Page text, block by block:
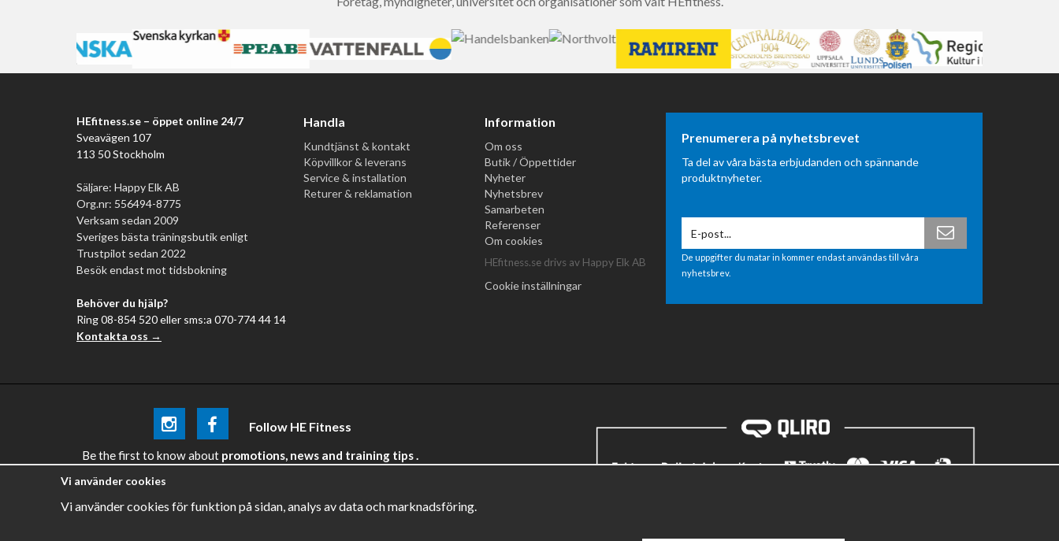
HEfitness.se – öppet online 24/7
Sveavägen 107
113 50 Stockholm
Säljare: Happy Elk AB
Org.nr: 556494-8775
Verksam sedan 2009
Sveriges bästa träningsbutik enligt
Trustpilot sedan 2022
Besök endast mot tidsbokning
Behöver du hjälp?
Ring 08-854 520 eller sms:a 070-774 44 14
Kontakta oss →
Handla
Kundtjänst & kontakt
Köpvillkor & leverans
Service & installation
Returer & reklamation
Information
Om oss
Butik / Öppettider
Nyheter
Nyhetsbrev
Samarbeten
Referenser
Om cookies
HEfitness.se drivs av Happy Elk AB
Cookie inställningar
Prenumerera på nyhetsbrevet
Ta del av våra bästa erbjudanden och spännande
produktnyheter.
De uppgifter du matar in kommer endast användas till våra
nyhetsbrev.
Follow HE Fitness
Be the firstto know about promotions, news and training tips .
Vi använder cookies
Vi använder cookies för funktion på sidan, analys av data och marknadsföring.